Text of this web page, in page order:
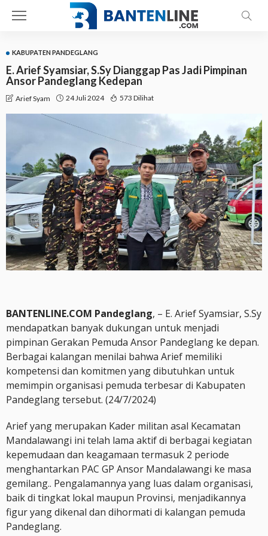
KABUPATEN PANDEGLANG
E. Arief Syamsiar, S.Sy Dianggap Pas Jadi Pimpinan
Ansor Pandeglang Kedepan
Arief Syam 24 Juli 2024 573 Dilihat
BANTENLINE.COM Pandeglang, – E. Arief Syamsiar, S.Sy
mendapatkan banyak dukungan untuk menjadi
pimpinan Gerakan Pemuda Ansor Pandeglang ke depan.
Berbagai kalangan menilai bahwa Arief memiliki
kompetensi dan komitmen yang dibutuhkan untuk
memimpin organisasi pemuda terbesar di Kabupaten
Pandeglang tersebut. (24/7/2024)
Arief yang merupakan Kader militan asal Kecamatan
Mandalawangi ini telah lama aktif di berbagai kegiatan
kepemudaan dan keagamaan termasuk 2 periode
menghantarkan PAC GP Ansor Mandalawangi ke masa
gemilang.. Pengalamannya yang luas dalam organisasi,
baik di tingkat lokal maupun Provinsi, menjadikannya
figur yang dikenal dan dihormati di kalangan pemuda
Pandeglang.